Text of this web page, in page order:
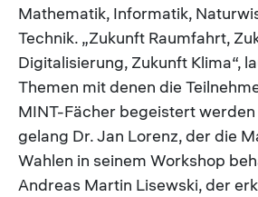
Mathematik, Informatik,
Technik. „Zukunft Raumfahrt,
Digitalisierung, Zukunft Klima“,
Themen mit denen die
MINT-Fächer begeistert werden
gelang Dr. Jan Lorenz, der die
Wahlen in seinem Workshop
Andreas Martin Lisewski, der